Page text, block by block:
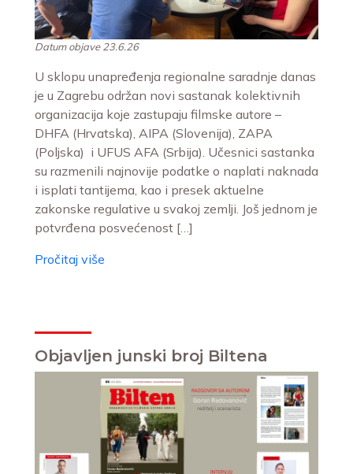
Datum objave 23.6.26
U sklopu unapređenja regionalne saradnje danas
je u Zagrebu održan novi sastanak kolektivnih
organizacija koje zastupaju filmske autore –
DHFA (Hrvatska), AIPA (Slovenija), ZAPA
(Poljska) i UFUS AFA (Srbija). Učesnici sastanka
su razmenili najnovije podatke o naplati naknada
i isplati tantijema, kao i presek aktuelne
zakonske regulative u svakoj zemlji. Još jednom je
potvrđena posvećenost […]
Pročitaj više
Objavljen junski broj Biltena